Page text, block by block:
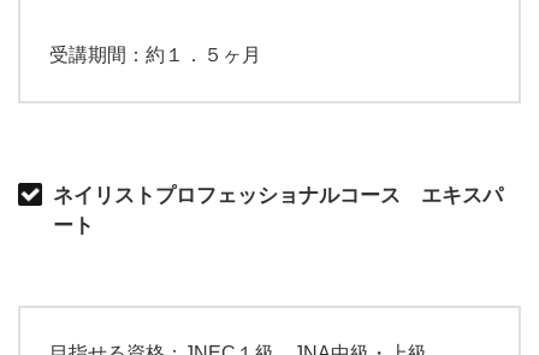
受講期間：約１．５ヶ月
ネイリストプロフェッショナルコース エキスパ
ート